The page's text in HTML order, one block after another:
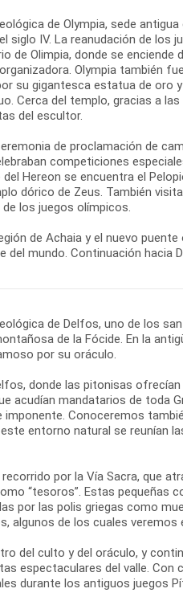
de Olympia, sede
siglo IV. La reanudación de los
de Olimpia, donde se enciende
Olympia también
su gigantesca estatua de oro
Cerca del templo, gracias a
del escultor.
de proclamación de
competiciones
Hereon se encuentra el
dórico de Zeus. También
los juegos olímpicos.
de Achaia y el nuevo
mundo. Continuación hacia
de Delfos, uno de los
de la Fócide. En la
por su oráculo.
donde las pitonisas
acudían mandatarios de toda
Conoceremos
entorno natural se reunían
por la Vía Sacra, que
“tesoros”. Estas pequeñas
por las polis griegas como
algunos de los cuales veremos
del culto y del oráculo, y
espectaculares del valle. Con
durante los antiguos juegos